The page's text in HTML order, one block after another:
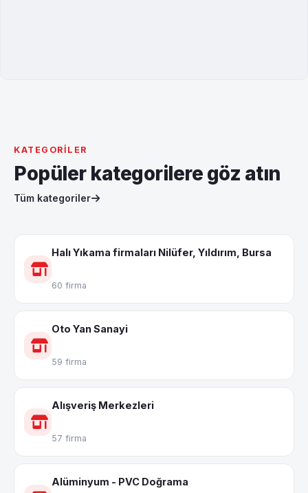
KATEGORILER
Popüler kategorilere göz atın
Tüm kategoriler
Halı Yıkama firmaları Nilüfer, Yıldırım, Bursa
60 firma
Oto Yan Sanayi
59 firma
Alışveriş Merkezleri
57 firma
Alüminyum - PVC Doğrama